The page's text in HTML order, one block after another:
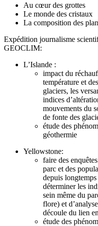
Au cœur des grottes
Le monde des cristaux
La composition des
Expédition journalisme
GEOCLIM:
L’Islande :
impact du
température et
glaciers, les
indices
mouvements du
de fonte des
étude des
géothermie
Yellowstone:
faire des
parc et des
depuis
déterminer les
sein même du
flore) et
découle du lien
étude des